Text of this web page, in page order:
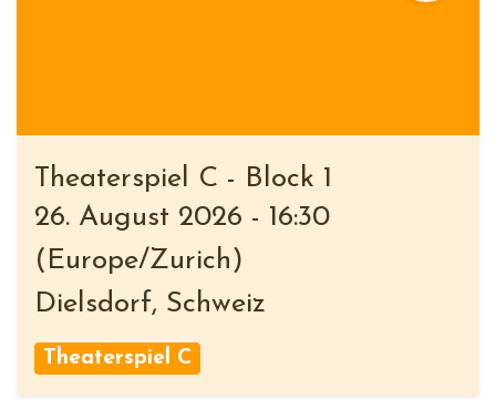
Theaterspiel C - Block 1
26. August 2026 - 16:30
( Europe/Zurich )
Dielsdorf, Schweiz
Theaterspiel C